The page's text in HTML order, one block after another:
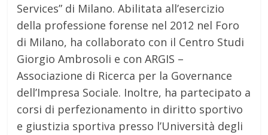
Services” di Milano. Abilitata all’esercizio
della professione forense nel 2012 nel Foro
di Milano, ha collaborato con il Centro Studi
Giorgio Ambrosoli e con ARGIS –
Associazione di Ricerca per la Governance
dell’Impresa Sociale. Inoltre, ha partecipato a
corsi di perfezionamento in diritto sportivo
e giustizia sportiva presso l’Università degli